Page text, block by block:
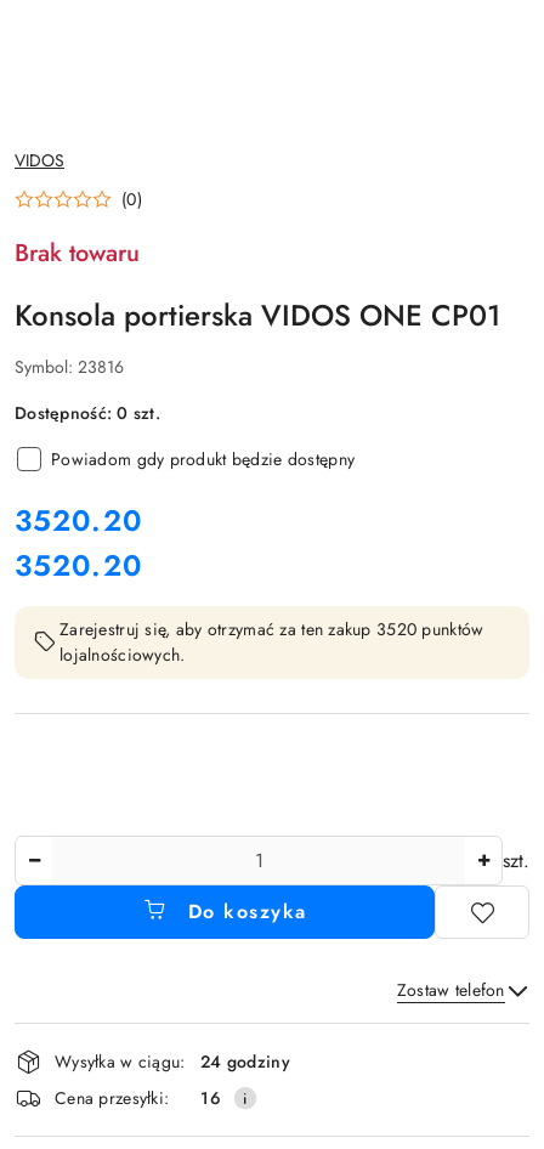
NAZWA
PRODUCENTA:
VIDOS
(0)
Brak towaru
Konsola portierska VIDOS ONE CP01
Symbol: 23816
Dostępność:0 szt.
Powiadom gdy produkt będzie dostępny
cena:
3520.20
Cena:
3520.20
Zarejestruj się, aby otrzymać za ten zakup 3520 punktów
lojalnościowych.
szt.
Do koszyka
Zostaw telefon
Wyślij
Dostępność
i
dostawa
Wysyłka w ciągu:
24 godziny
Cena przesyłki:
16